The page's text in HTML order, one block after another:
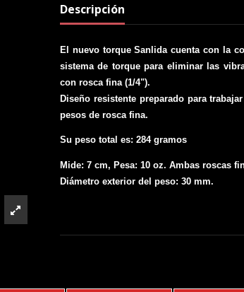
Descripción
El nuevo torque Sanlida cuenta con la
sistema de torque para eliminar las
con rosca fina (1/4").
Diseño resistente preparado para
pesos de rosca fina.
Su peso total es: 284 gramos
Mide: 7 cm, Pesa: 10 oz. Ambas roscas
Diámetro exterior del peso: 30 mm.